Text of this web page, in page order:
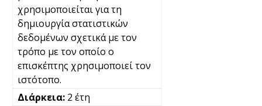
χρησιμοποιείται για τη
δημιουργία στατιστικών
δεδομένων σχετικά με τον
τρόπο με τον οποίο ο
επισκέπτης χρησιμοποιεί τον
ιστότοπο.
2 έτη